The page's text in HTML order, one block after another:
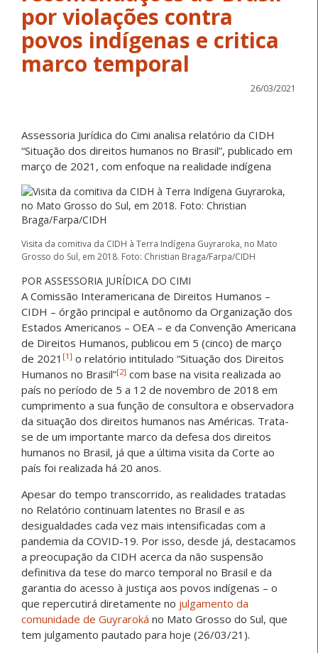
por violações contra
povos indígenas e critica
marco temporal
26/03/2021
Assessoria Jurídica do Cimi analisa relatório da CIDH
“Situação dos direitos humanos no Brasil”, publicado em
março de 2021, com enfoque na realidade indígena
Visita da comitiva da CIDH à Terra Indígena Guyraroka, no Mato
Grosso do Sul, em 2018. Foto: Christian Braga/Farpa/CIDH
POR ASSESSORIA JURÍDICA DO CIMI
A Comissão Interamericana de Direitos Humanos –
CIDH – órgão principal e autônomo da Organização dos
Estados Americanos – OEA – e da Convenção Americana
de Direitos Humanos, publicou em 5 (cinco) de março
de 2021 [1] o relatório intitulado “Situação dos Direitos
Humanos no Brasil”[2] com base na visita realizada ao
país no período de 5 a 12 de novembro de 2018 em
cumprimento a sua função de consultora e observadora
da situação dos direitos humanos nas Américas. Trata-
se de um importante marco da defesa dos direitos
humanos no Brasil, já que a última visita da Corte ao
país foi realizada há 20 anos.
Apesar do tempo transcorrido, as realidades tratadas
no Relatório continuam latentes no Brasil e as
desigualdades cada vez mais intensificadas com a
pandemia da COVID-19. Por isso, desde já, destacamos
a preocupação da CIDH acerca da não suspensão
definitiva da tese do marco temporal no Brasil e da
garantia do acesso à justiça aos povos indígenas – o
que repercutirá diretamente no julgamento da
comunidade de Guyraroká no Mato Grosso do Sul, que
tem julgamento pautado para hoje (26/03/21).